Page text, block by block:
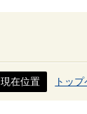
現在位置 トッ